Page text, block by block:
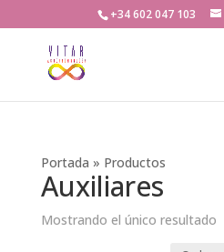
+34 602 047 103
Búsqueda
productos
Portada » Productos
Auxiliares
Mostrando el único resultado